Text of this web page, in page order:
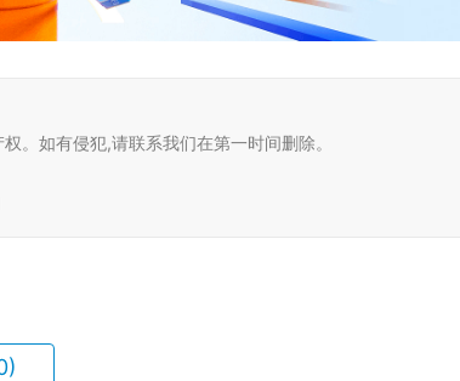
。如有侵犯,请联系我们在第一时间删除。